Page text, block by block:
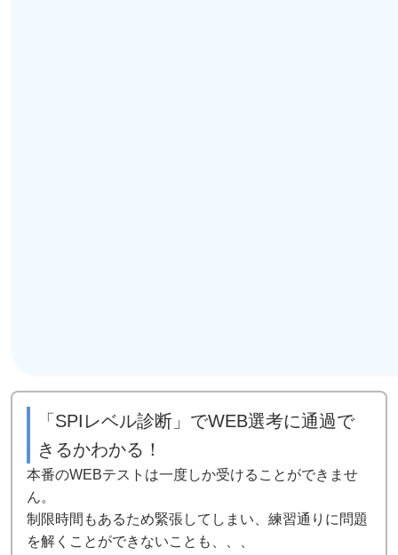
「SPIレベル診断」でWEB選考に通過で
きるかわかる！
本番のWEBテストは一度しか受けることができませ
ん。
制限時間もあるため緊張してしまい、練習通りに問題
を解くことができないことも、、、